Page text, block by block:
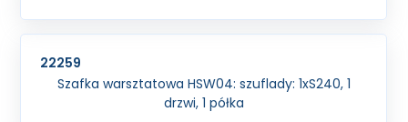
22259
Szafka warsztatowa HSW04: szuflady: 1xS240, 1
drzwi, 1 półka